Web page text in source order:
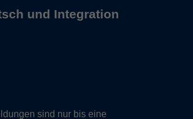
und Integration
sind nur bis eine